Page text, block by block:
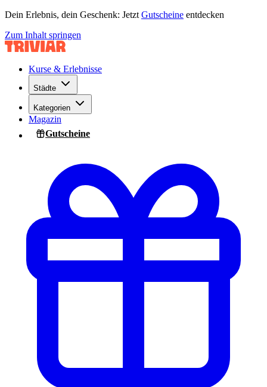
Dein Erlebnis, dein Geschenk: Jetzt Gutscheine entdecken
Zum Inhalt springen
Kurse & Erlebnisse
Städte
Kategorien
Magazin
Gutscheine